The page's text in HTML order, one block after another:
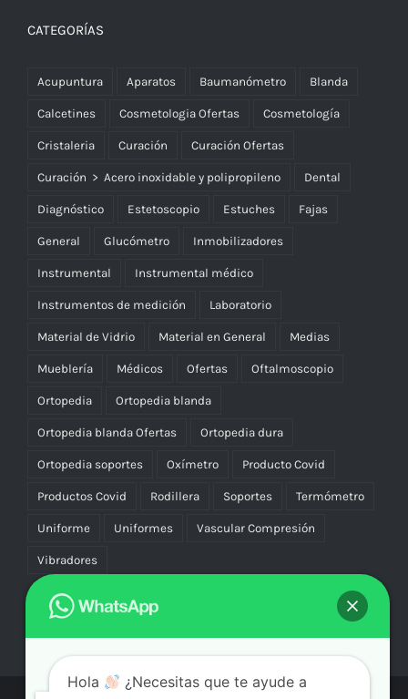
CATEGORÍAS
Acupuntura Aparatos Baumanómetro Blanda
Calcetines Cosmetologia Ofertas Cosmetología
Cristaleria Curación Curación Ofertas
Curación > Acero inoxidable y polipropileno Dental
Diagnóstico Estetoscopio Estuches Fajas
General Glucómetro Inmobilizadores
Instrumental Instrumental médico
Instrumentos de medición Laboratorio
Material de Vidrio Material en General Medias
Mueblería Médicos Ofertas Oftalmoscopio
Ortopedia Ortopedia blanda
Ortopedia blanda Ofertas Ortopedia dura
Ortopedia soportes Oxímetro Producto Covid
Productos Covid Rodillera Soportes Termómetro
Uniforme Uniformes Vascular Compresión
Vibradores
Hola
¿Necesitas que te ayude a